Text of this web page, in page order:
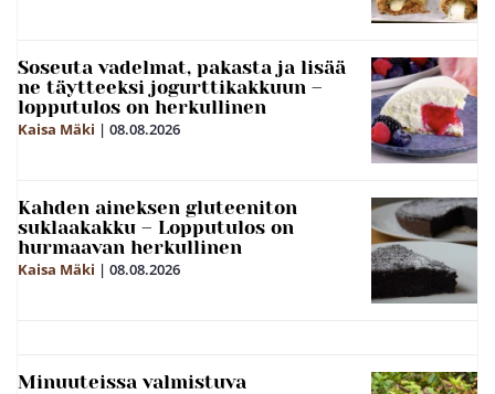
Soseuta vadelmat, pakasta ja lisää
ne täytteeksi jogurttikakkuun –
lopputulos on herkullinen
Kaisa Mäki | 08.08.2026
Kahden aineksen gluteeniton
suklaakakku – Lopputulos on
hurmaavan herkullinen
Kaisa Mäki | 08.08.2026
Minuuteissa valmistuva